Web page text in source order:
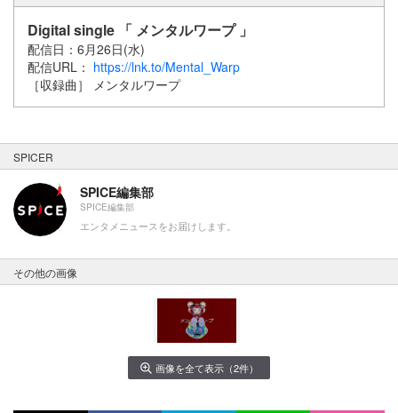
Digital single 「 メンタルワープ 」
配信日：6月26日(水)
配信URL： https://lnk.to/Mental_Warp
［収録曲］ メンタルワープ
SPICER
SPICE編集部
SPICE編集部
エンタメニュースをお届けします。
その他の画像
画像を全て表示（2件）